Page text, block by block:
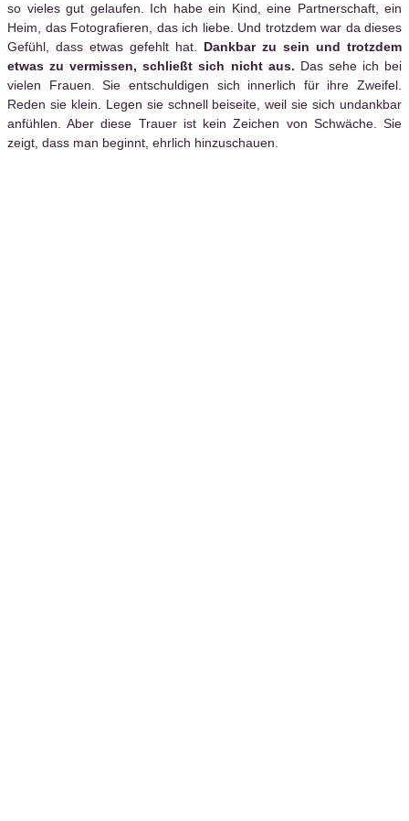
so vieles gut gelaufen. Ich habe ein Kind, eine Partnerschaft, ein
Heim, das Fotografieren, das ich liebe. Und trotzdem war da dieses
Gefühl, dass etwas gefehlt hat. Dankbar zu sein und trotzdem
etwas zu vermissen, schließt sich nicht aus. Das sehe ich bei
vielen Frauen. Sie entschuldigen sich innerlich für ihre Zweifel.
Reden sie klein. Legen sie schnell beiseite, weil sie sich undankbar
anfühlen. Aber diese Trauer ist kein Zeichen von Schwäche. Sie
zeigt, dass man beginnt, ehrlich hinzuschauen.